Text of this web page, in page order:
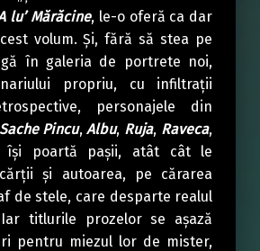
lu’ Mărăcine, le-o oferă ca dar
volum. Şi, fără să stea pe
în galeria de portrete noi,
propriu, cu infiltraţii
personajele din
Sache Pincu,Albu, Ruja, Raveca,
îşi poartă paşii, atât cât le
şi autoarea, pe cărarea
de stele, care desparte realul
titlurile prozelor se aşază
pentru miezul lor de mister,